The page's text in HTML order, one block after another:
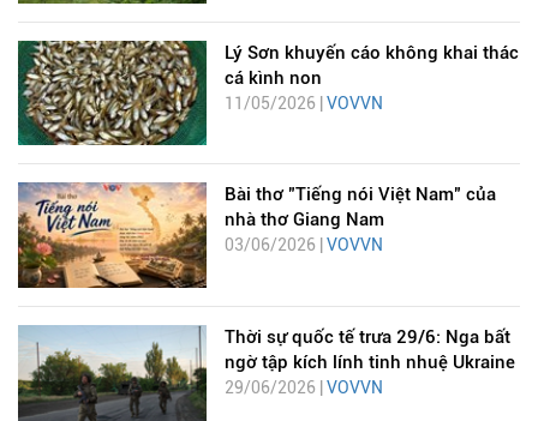
Lý Sơn khuyến cáo không khai thác
cá kình non
11/05/2026 | VOVVN
Bài thơ "Tiếng nói Việt Nam" của
nhà thơ Giang Nam
03/06/2026 | VOVVN
Thời sự quốc tế trưa 29/6: Nga bất
ngờ tập kích lính tinh nhuệ Ukraine
29/06/2026 | VOVVN